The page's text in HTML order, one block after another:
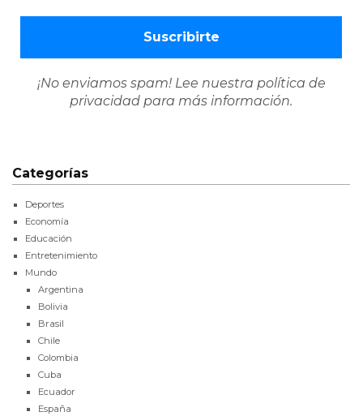
¡No enviamos spam! Lee nuestra política de
privacidad para más información.
Categorías
Deportes
Economía
Educación
Entretenimiento
Mundo
Argentina
Bolivia
Brasil
Chile
Colombia
Cuba
Ecuador
España